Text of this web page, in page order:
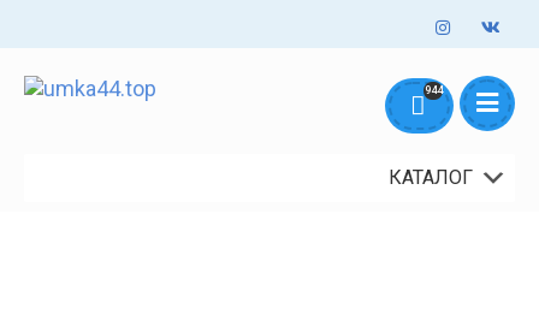
Оформление заказов онлайн - круглосуточно. Обработка заказов
+7 953 645 5711
944
КАТАЛОГ